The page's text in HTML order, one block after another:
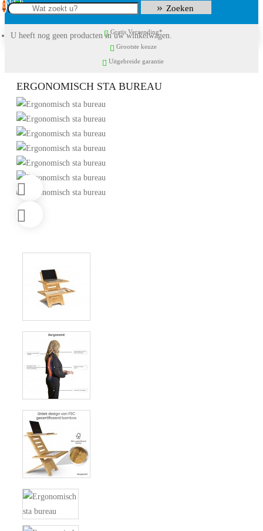
0
U heeft nog geen producten in uw winkelwagen.
Zoeken
Gratis Verzending*
Grootste keuze
Uitgebreide garantie
ERGONOMISCH STA BUREAU